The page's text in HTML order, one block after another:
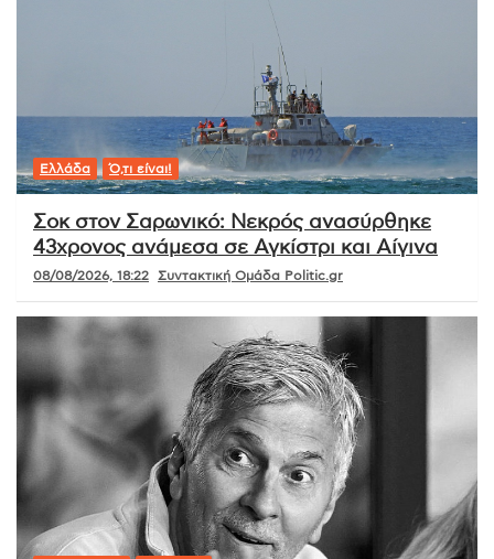
Ελλάδα Ό,τι είναι!
Σοκ στον Σαρωνικό: Νεκρός ανασύρθηκε
43χρονος ανάμεσα σε Αγκίστρι και Αίγινα
08/08/2026, 18:22 Συντακτική Ομάδα Politic.gr